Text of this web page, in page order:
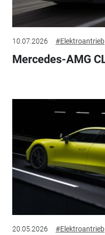
10.07.2026 #Elektroantrieb
Mercedes-AMG
20.05.2026 #Elektroantrieb